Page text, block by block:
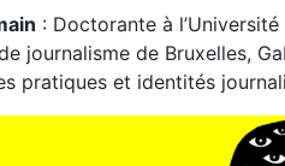
: Doctorante à
journalisme de Bruxelles,
pratiques et identités